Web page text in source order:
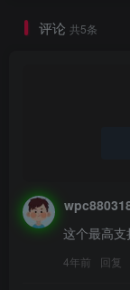
评论 共5条
这个最高
4年前 回复